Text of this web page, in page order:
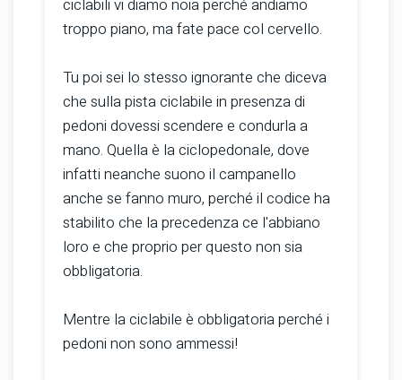
ciclabili vi diamo noia perché andiamo
troppo piano, ma fate pace col cervello.
Tu poi sei lo stesso ignorante che diceva
che sulla pista ciclabile in presenza di
pedoni dovessi scendere e condurla a
mano. Quella è la ciclopedonale, dove
infatti neanche suono il campanello
anche se fanno muro, perché il codice ha
stabilito che la precedenza ce l'abbiano
loro e che proprio per questo non sia
obbligatoria.
Mentre la ciclabile è obbligatoria perché i
pedoni non sono ammessi!